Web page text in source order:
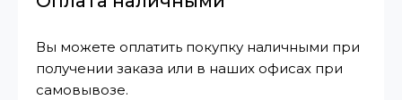
Вы можете оплатить покупку наличными при
получении заказа или в наших офисах при
самовывозе.